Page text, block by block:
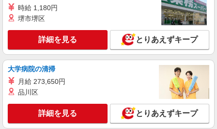
株式会社kotrio /●SW-S-2022820
十条駅＊病院の看護助手│シフト相談OK！経
時給1550円〜2312円 ＜交通費全支給(ガソリ
ン代含む)＞
東京都北区上十条
キープ 詳細を見る
職業紹介
株式会社kotrio /●SW-S-2022391
十条駅＊未経験スタート7割！病院のパート看
時給 1,180円
堺市堺区
詳細を見る とりあえずキープ
大学病院の清掃
月給 273,650円
品川区
詳細を見る とりあえずキープ